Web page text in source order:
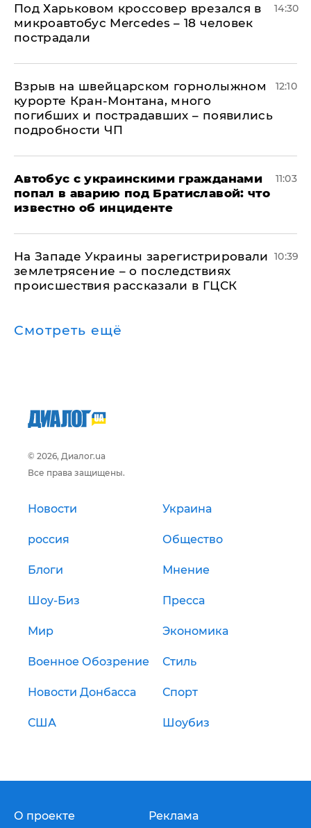
Под Харьковом кроссовер врезался в
микроавтобус Mercedes – 18 человек
пострадали
14:30
Взрыв на швейцарском горнолыжном
курорте Кран-Монтана, много
погибших и пострадавших – появились
подробности ЧП
12:10
Автобус с украинскими гражданами
попал в аварию под Братиславой: что
известно об инциденте
11:03
На Западе Украины зарегистрировали
землетрясение – о последствиях
происшествия рассказали в ГЦСК
10:39
Смотреть ещё
© 2026, Диалог.ua
Все права защищены.
Новости Украина
россия Общество
Блоги Мнение
Шоу-Биз Пресса
Мир Экономика
Военное Обозрение Стиль
Новости Донбасса Спорт
США Шоубиз
О проекте Реклама